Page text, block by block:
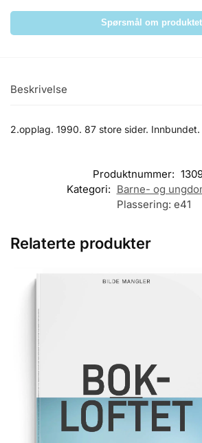
Spørsmål om
Beskrivelse
2.opplag. 1990. 87 store sider. Innbundet.
Produktnummer:
Kategori: Barne- og
Plassering: e41
Relaterte produkter